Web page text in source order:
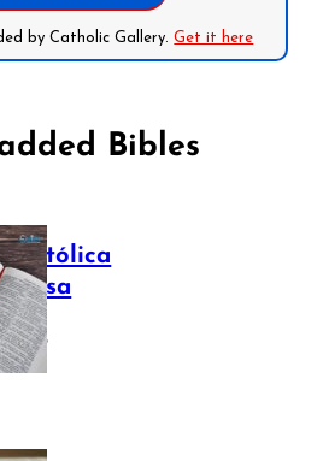
by Catholic Gallery.Get it here
Bibles
Católica
2025